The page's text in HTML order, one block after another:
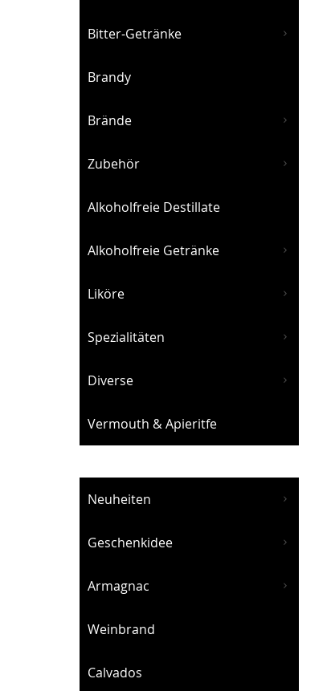
Bitter-Getränke
Brandy
Brände
Zubehör
Alkoholfreie Destillate
Alkoholfreie Getränke
Liköre
Spezialitäten
Diverse
Vermouth & Apieritfe
Neuheiten
Geschenkidee
Armagnac
Weinbrand
Calvados